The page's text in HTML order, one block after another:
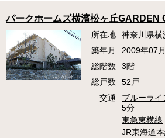
パークホームズ横濱松ヶ丘GARDEN
所在地
神奈川県横
築年月
2009年07月
総階数
3階
総戸数
52戸
交通
ブルーライ
5分
東急東横線
JR東海道